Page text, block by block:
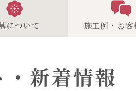
について 施工例・お客
・新着情報